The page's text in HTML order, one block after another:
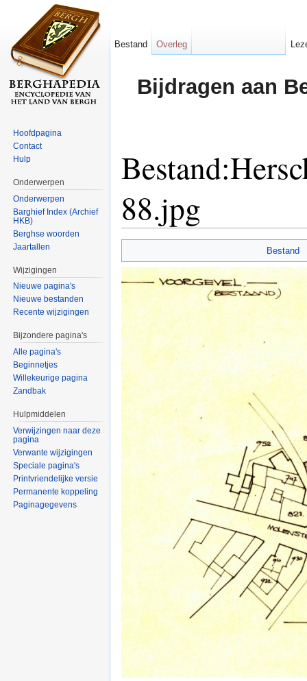
Bijdragen aan
88.jpg
Bestand
Bestand Overleg
Hoofdpagina
Contact
Hulp
Onderwerpen
Onderwerpen
Barghief Index (Archief
HKB)
Berghse woorden
Jaartallen
Wijzigingen
Nieuwe pagina's
Nieuwe bestanden
Recente wijzigingen
Bijzondere pagina's
Alle pagina's
Beginnetjes
Willekeurige pagina
Zandbak
Hulpmiddelen
Verwijzingen naar deze
pagina
Verwante wijzigingen
Speciale pagina's
Printvriendelijke versie
Permanente koppeling
Paginagegevens